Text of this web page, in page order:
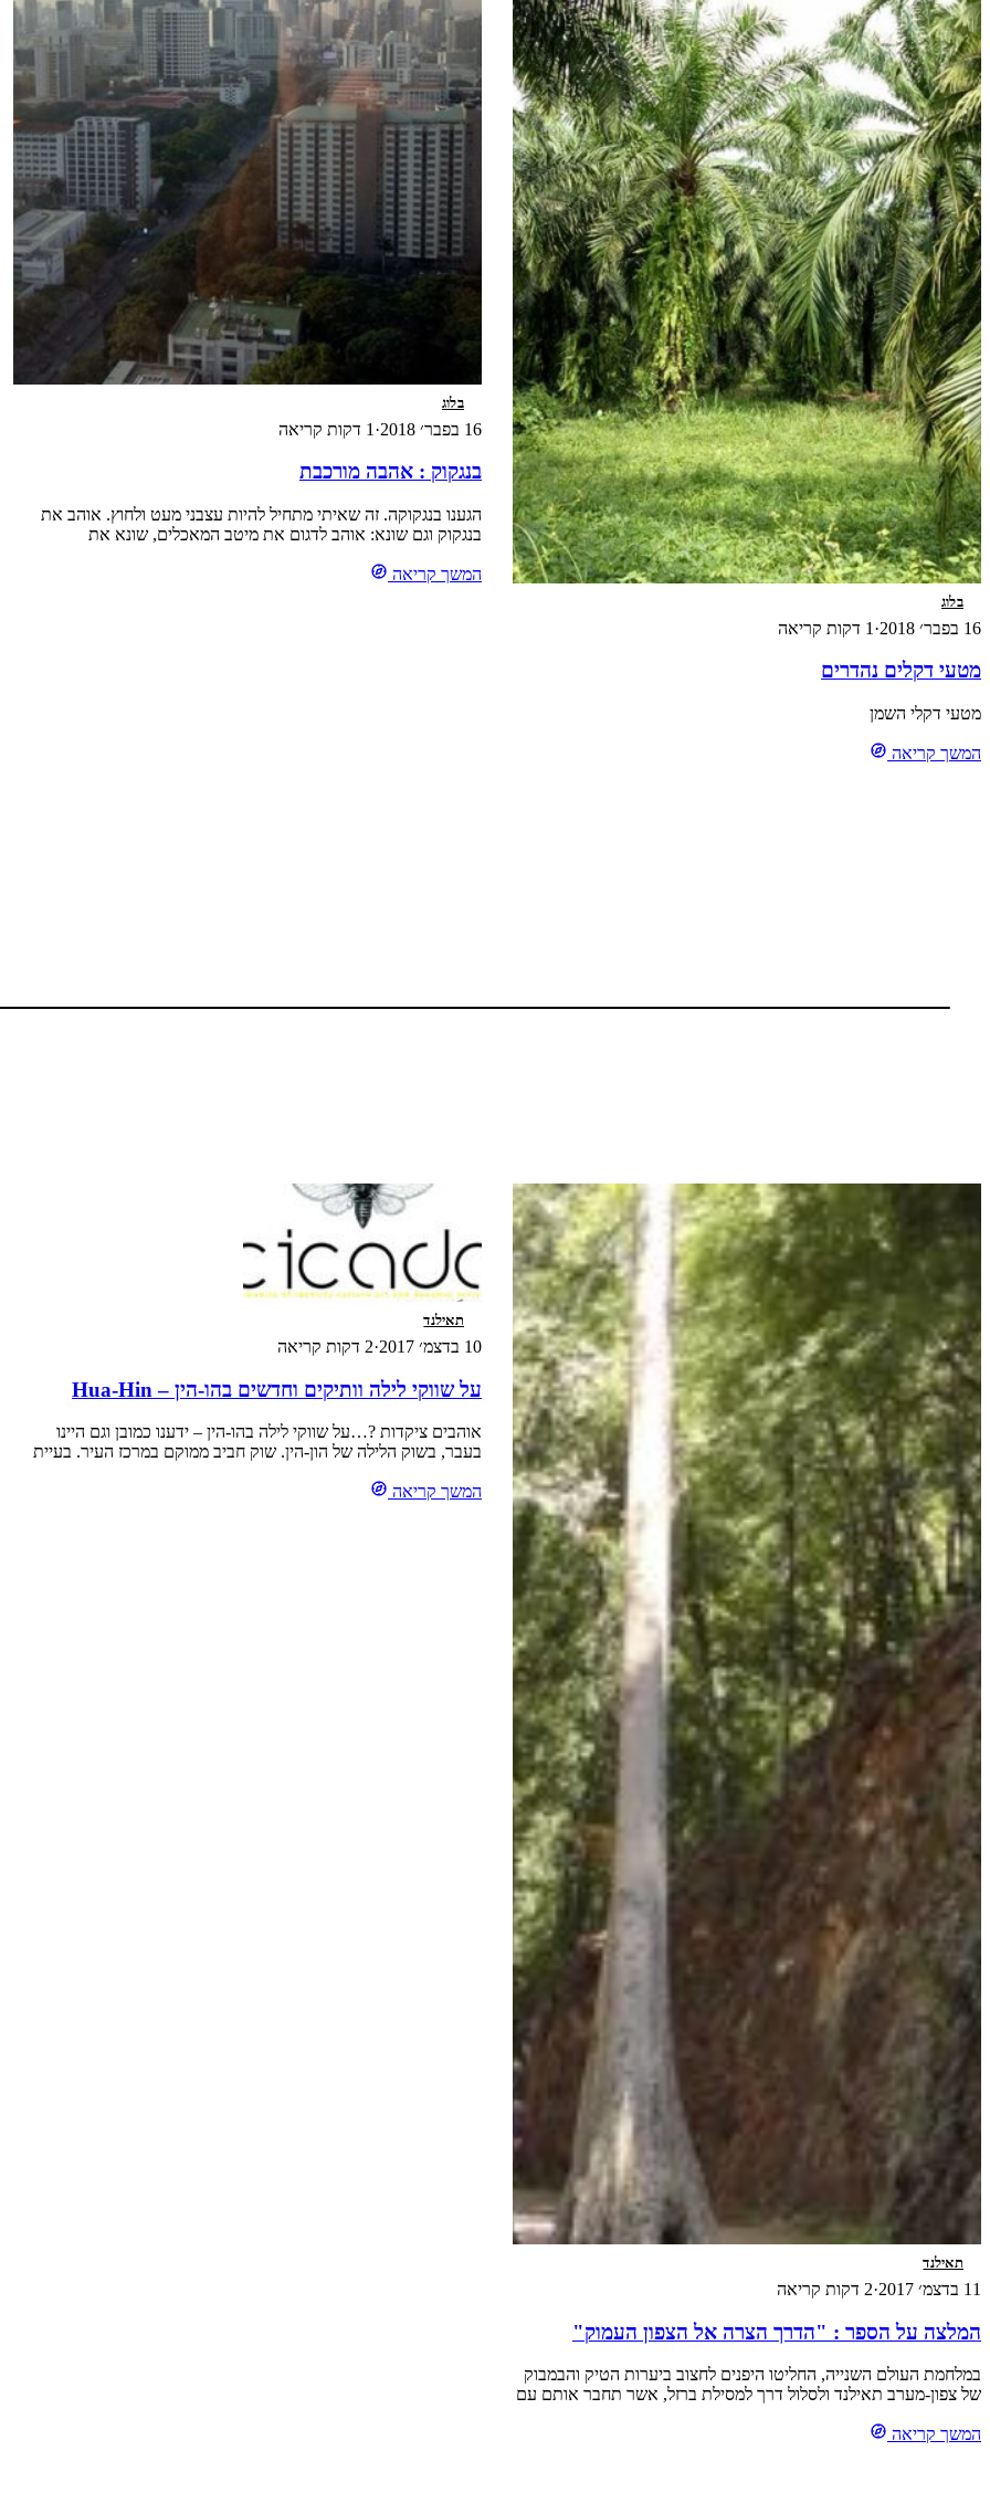
בלוג
16 בפבר׳ 2018 · 1 דקות קריאה
מטעי דקלים נהדרים
מטעי דקלי השמן
המשך קריאה
בלוג
16 בפבר׳ 2018 · 1 דקות קריאה
בנגקוק : אהבה מורכבת
הגענו בנגקוקה. זה שאיתי מתחיל להיות עצבני מעט ולחוץ. אוהב את
בנגקוק וגם שונא: אוהב לדגום את מיטב המאכלים, שונא את
את השווקים הרבים, שונא חיפוש אחר מתנות. בקיצור, אם לצטט :
המשך קריאה
תאילנד
11 בדצמ׳ 2017 ·2 דקות קריאה
המלצה על הספר : "הדרך הצרה אל הצפון העמוק"
במלחמת העולם השנייה, החליטו היפנים לחצוב ביערות הטיק והבמבוק
של צפון-מערב תאילנד ולסלול דרך למסילת ברזל, אשר תחבר אותם עם
המשך קריאה
תאילנד
10 בדצמ׳ 2017 ·2 דקות קריאה
על שווקי לילה וותיקים וחדשים בהו-הין – Hua-Hin
אוהבים ציקדות ?…על שווקי לילה בהו-הין – ידענו כמובן וגם היינו
בעבר, בשוק הלילה של הון-הין. שוק חביב ממוקם במרכז העיר. בעיית
המשך קריאה